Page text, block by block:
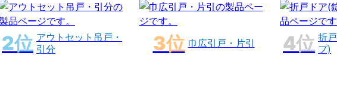
アウトセット吊戸・
引分
巾広引戸・片引
折
プ)